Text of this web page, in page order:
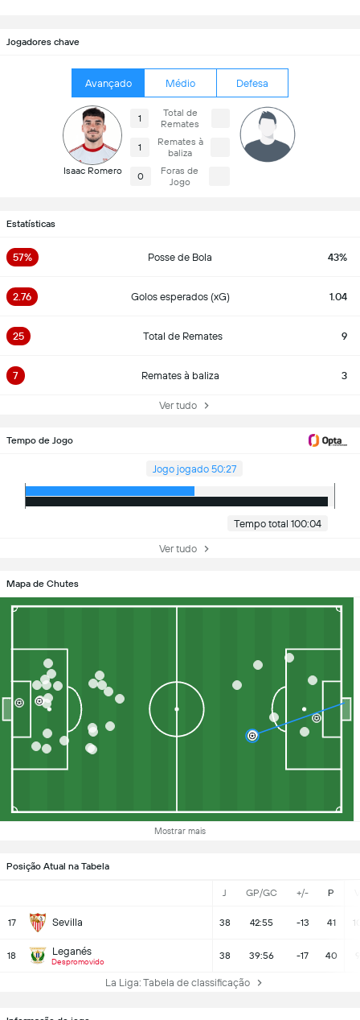
Jogadores chave
Avançado Médio Defesa
Isaac Romero
1
Total de
Remates
1
Remates à
baliza
0
Foras de
Jogo
Estatísticas
57% Posse de Bola 43%
2.76 Golos esperados (xG) 1.04
25 Total de Remates 9
7 Remates à baliza 3
Ver tudo
Tempo de Jogo
Jogo jogado 50:27
Tempo total 100:04
Ver tudo
Mapa de Chutes
Mostrar mais
Posição Atual na Tabela
J GP/GC +/- P
17 Sevilla 38 42:55 -13 41
18 Leganés
Despromovido
38 39:56 -17 40
La Liga: Tabela de classificação